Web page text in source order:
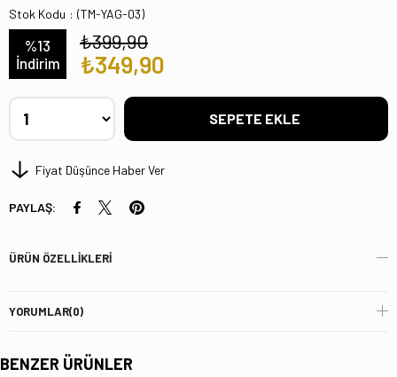
Stok Kodu (TM-YAG-03)
%13
İndirim
₺399,90
₺349,90
Fiyat Düşünce Haber Ver
PAYLAŞ:
ÜRÜN ÖZELLIKLERI
YORUMLAR(0)
BENZER ÜRÜNLER